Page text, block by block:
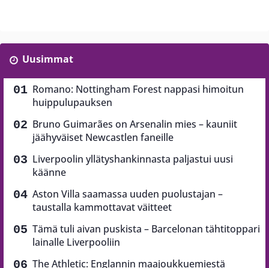
Uusimmat
Romano: Nottingham Forest nappasi himoitun
huippulupauksen
Bruno Guimarães on Arsenalin mies – kauniit
jäähyväiset Newcastlen faneille
Liverpoolin yllätyshankinnasta paljastui uusi
käänne
Aston Villa saamassa uuden puolustajan –
taustalla kammottavat väitteet
Tämä tuli aivan puskista – Barcelonan tähtitoppari
lainalle Liverpooliin
The Athletic: Englannin maajoukkuemiestä